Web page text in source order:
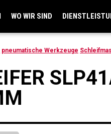
WO WIR SIND
pneumatische Werkzeuge